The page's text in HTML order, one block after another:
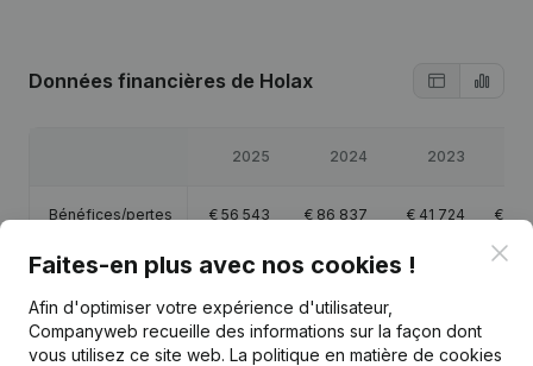
Données financières de Holax
2025 2024 2023
Bénéfices/pertes € 56 543 € 86 837 € 41 724 €
Capitaux propres € 219 660 € 194 804 € 107 967
Marge brute €87 179 €133 460 €60 999
Faites-en plus avec nos cookies !
Afin d'optimiser votre expérience d'utilisateur,
Companyweb recueille des informations sur la façon dont
vous utilisez ce site web. La politique en matière de cookies